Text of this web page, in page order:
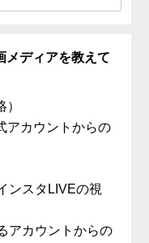
メディアを教えて
アカウントからの
ンスタLIVEの視
アカウントからの